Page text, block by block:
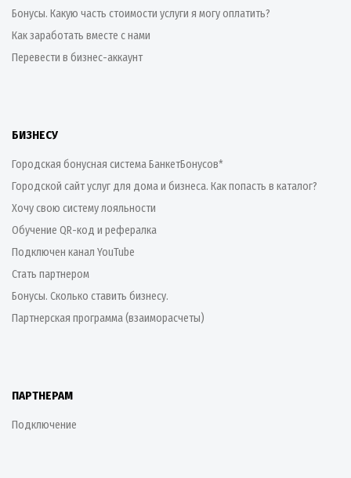
Бонусы. Какую часть стоимости услуги я могу оплатить?
Как заработать вместе с нами
Перевести в бизнес-аккаунт
БИЗНЕСУ
Городская бонусная система БанкетБонусов*
Городской сайт услуг для дома и бизнеса. Как попасть в каталог?
Хочу свою систему лояльности
Обучение QR-код и рефералка
Подключен канал YouTube
Стать партнером
Бонусы. Сколько ставить бизнесу.
Партнерская программа (взаиморасчеты)
ПАРТНЕРАМ
Подключение